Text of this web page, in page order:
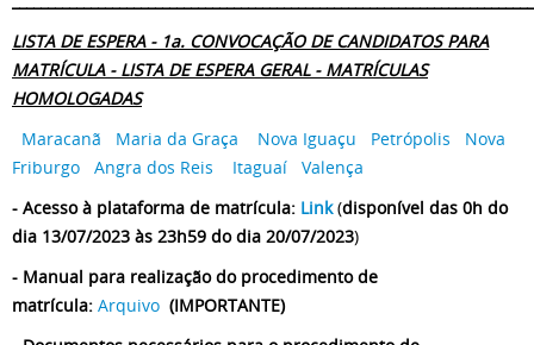
LISTA DE ESPERA - 1a. CONVOCAÇÃO DE CANDIDATOS PARA
MATRÍCULA - LISTA DE ESPERA GERAL - MATRÍCULAS
HOMOLOGADAS
Maracanã
Maria da Graça Nova Iguaçu Petrópolis
Nova
Friburgo
Angra dos Reis Itaguaí
Valença
- Acesso à plataforma de matrícula: Link(disponível das 0h do
dia 13/07/2023 às 23h59 do dia 20/07/2023)
- Manual para realização do procedimento de
matrícula: Arquivo (IMPORTANTE)